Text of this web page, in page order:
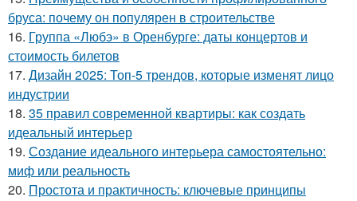
бруса: почему он популярен в строительстве
16. Группа «Любэ» в Оренбурге: даты концертов и
стоимость билетов
17. Дизайн 2025: Топ-5 трендов, которые изменят лицо
индустрии
18. 35 правил современной квартиры: как создать
идеальный интерьер
19. Создание идеального интерьера самостоятельно:
миф или реальность
20. Простота и практичность: ключевые принципы